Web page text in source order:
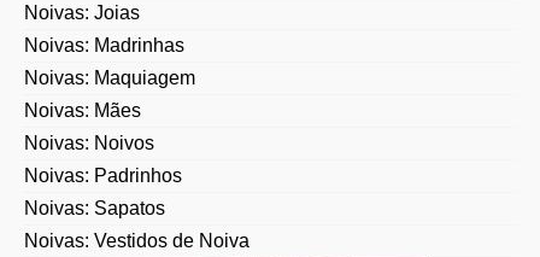
Noivas: Joias
Noivas: Madrinhas
Noivas: Maquiagem
Noivas: Mães
Noivas: Noivos
Noivas: Padrinhos
Noivas: Sapatos
Noivas: Vestidos de Noiva